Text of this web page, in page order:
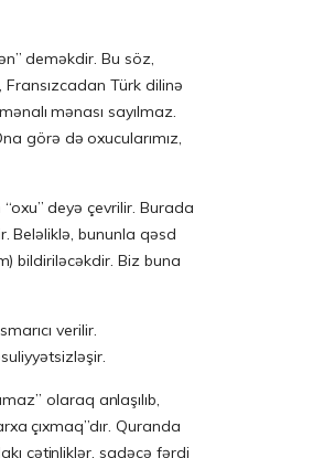
deməkdir. Bu söz,
Türk dilinə
mənası sayılmaz.
görə də oxucularımız,
deyə çevrilir. Burada
Beləliklə, bununla qəsd
bildiriləcəkdir. Biz buna
verilir.
olaraq anlaşılıb,
çıxmaq”dır. Quranda
çətinliklər, sadəcə fərdi